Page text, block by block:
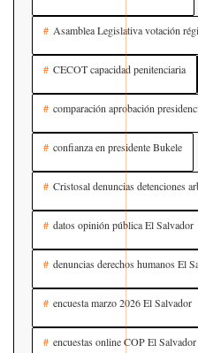
Asamblea Legislativa votación
CECOT capacidad penitenciaria
comparación aprobación
confianza en presidente Bukele
Cristosal denuncias detenciones
datos opinión pública El Salvador
denuncias derechos humanos El
encuesta marzo 2026 El Salvador
encuestas online COP El Salvador